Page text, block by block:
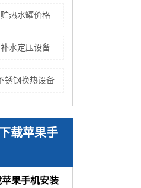
贮热水罐价格
补水定压设备
锈钢换热设备
载苹果手
果手机安装